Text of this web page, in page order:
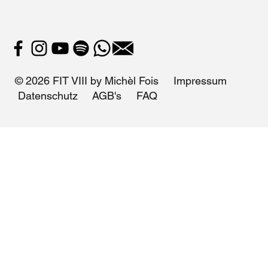
© 2026 FIT VIII by Michèl Fois Impressum
Datenschutz
AGB's FAQ